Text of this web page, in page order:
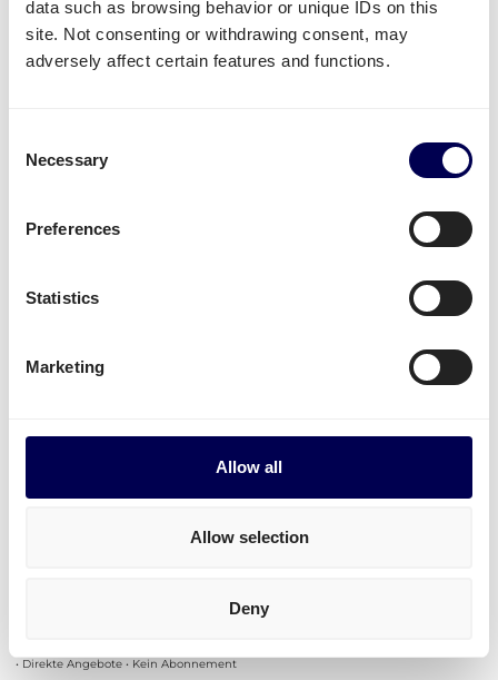
data such as browsing behavior or unique IDs on this
site. Not consenting or withdrawing consent, may
adversely affect certain features and functions.
Selection
Necessary
Preferences
Statistics
Marketing
Allow all
Allow selection
Deny
Nicht verfügbare Dienstleistungen
Aktuell sind
B2C Palettensendungen
Mitnahmestapler
werden für diese Route nicht
Transitzeiten für Palettenversand von DE nach
1-33 Paletten zu allen Postleitzahlen: 5 bis 7 Tage
Plattform erkunden
• Direkte Angebote • Kein Abonnement